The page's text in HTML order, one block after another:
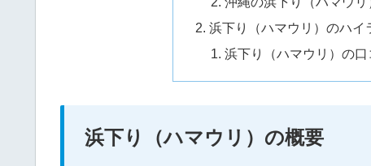
浜下り（ハマウリ）のハイ
浜下り（ハマウリ）の口
浜下り（ハマウリ）の概要